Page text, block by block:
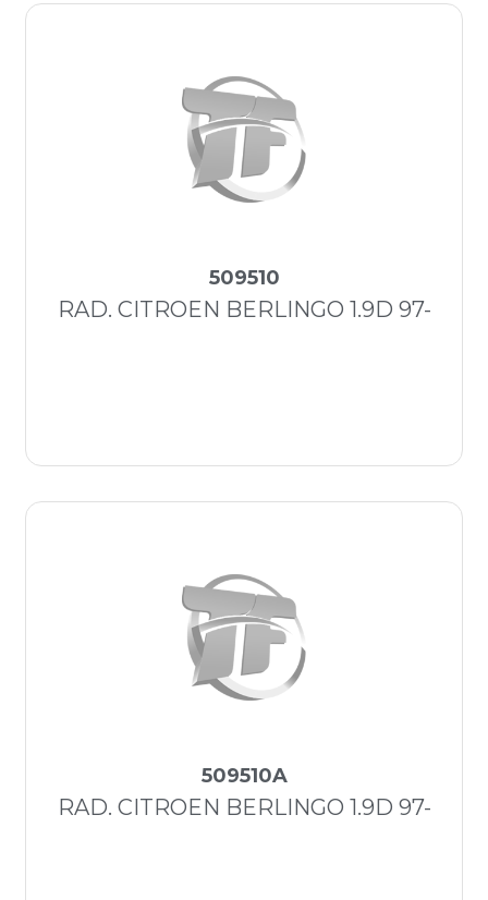
509510
RAD. CITROEN BERLINGO 1.9D 97-
509510A
RAD. CITROEN BERLINGO 1.9D 97-